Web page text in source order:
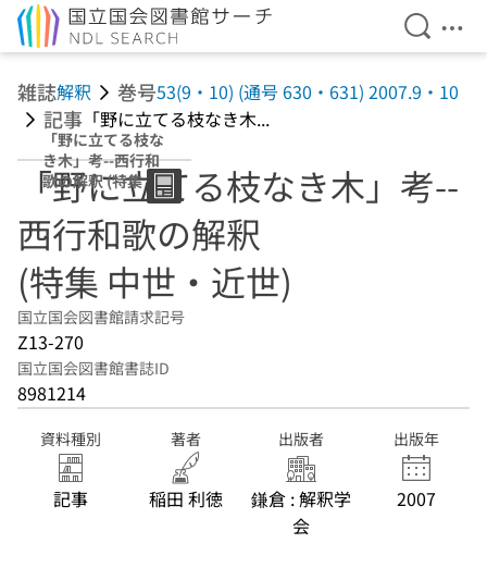
検索を
メ
雑誌解釈 巻号53(9・10) (通号 630・631) 2007.9・10
記事 「野に立てる枝なき木...
「野に立てる枝な
き木」考--西行和
歌の解釈 (特集 中
世・近世)
「野に立てる枝なき木」考--
西行和歌の解釈
(特集 中世・近世)
国立国会図書館請求記号
Z13-270
国立国会図書館書誌ID
8981214
資料種別
記事
著者
稲田 利徳
出版者
鎌倉 : 解釈学
会
出版年
2007